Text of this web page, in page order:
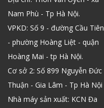
Nam Phù - Tp Hà Nội.
VPKD: Số 9 - đường Cầu Tiên
- phường Hoàng Liệt - quận
Hoàng Mai - tp Hà Nội.
Cơ sở 2: Số 899 Nguyễn Đức
Thuận - Gia Lâm - Tp Hà Nội
Nhà máy sản xuất: KCN Đa